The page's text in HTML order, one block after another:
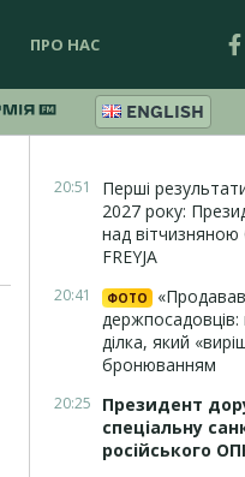
ПРО НАС
ENGLISH
20:51
Перші
2027 року:
над
FREYJA
20:41 ФОТО
держпосадовців:
ділка, який
бронюванням
20:25
Президент
спеціальну
російського